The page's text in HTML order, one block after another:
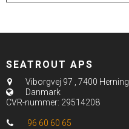
SEATROUT APS
Viborgvej 97
7400 Herning
Danmark
CVR-nummer: 29514208
96 60 60 65